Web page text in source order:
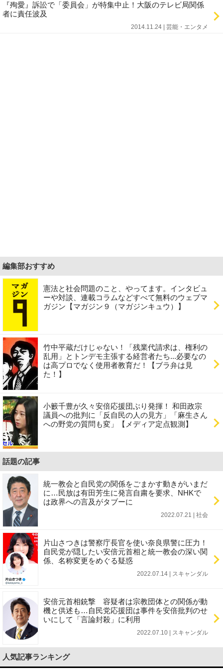
『殉愛』訴訟で「委員会」が特集中止！大阪のテレビ局関係
者に責任波及
2014.11.24 | 芸能・エンタメ
編集部おすすめ
憲法と社会問題のこと、やってます。インタビュ
ーや対談、連載コラムなどすべて無料のウェブマ
ガジン【マガジン９（マガジンキュウ）】
竹中平蔵だけじゃない！「残業代請求は、権利の
乱用」とトンデモ主張する経営者たち...必要なの
は高プロでなく使用者教育だ！【ブラ弁は見
た！】
小籔千豊が久々安倍応援団ぶり発揮！ 和田政宗
議員への批判に「反自民の人の見方」「麻生さん
への野党の質問も変」【メディア定点観測】
話題の記事
統一教会と自民党の関係をごまかす動きがいまだ
に…民放は有田芳生に発言自粛を要求、NHKで
は政界への言及がタブーに
2022.07.21 | 社会
片山さつきは警察庁長官を使い奈良県警に圧力！
自民党が隠したい安倍元首相と統一教会の深い関
係、名称変更をめぐる疑惑
2022.07.14 | スキャンダル
安倍元首相銃撃 容疑者は宗教団体との関係が動
機と供述も…自民党応援団は事件を安倍批判のせ
いにして「言論封殺」に利用
2022.07.10 | スキャンダル
人気記事ランキング